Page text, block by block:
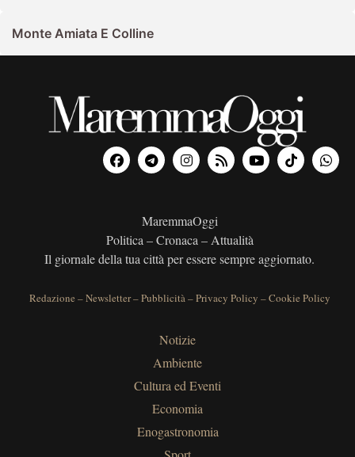
Monte Amiata E Colline
MaremmaOggi
Politica – Cronaca – Attualità
Il giornale della tua città per essere sempre aggiornato.
Redazione –Newsletter–Pubblicità–Privacy Policy –Cookie Policy
Notizie
Ambiente
Cultura ed Eventi
Economia
Enogastronomia